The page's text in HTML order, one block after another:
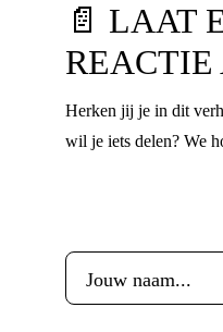
📄 LAAT
REACTIE
Herken jij je in dit
wil je iets delen? We